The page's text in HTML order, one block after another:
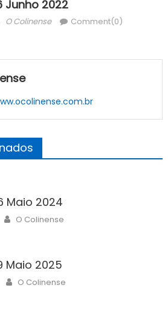
Junho 2022
Author
O Colinense Comment(0)
Maio 2024
Author
O Colinense
Maio 2025
Author
O Colinense